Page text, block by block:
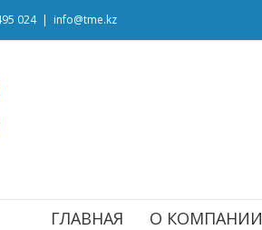
024 | info@tme.kz
ГЛАВНАЯ О КОМПАНИИ